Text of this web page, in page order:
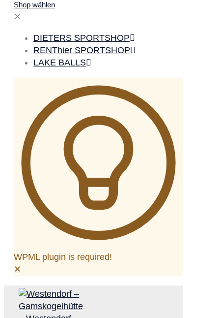
Shop wählen
✕
DIETERS SPORTSHOP
RENThier SPORTSHOP
LAKE BALLS
WPML plugin is required!
✕